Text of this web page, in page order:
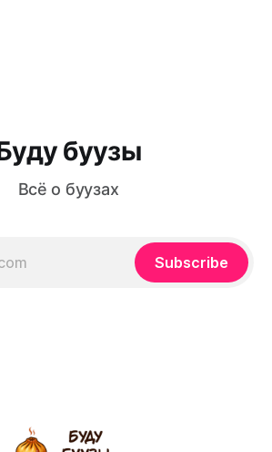
их ошибочно называют) — это не
буузы
Всё о буузах
Subscribe